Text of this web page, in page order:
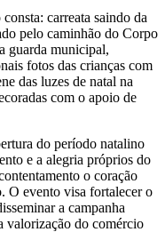
carreata saindo da
pelo caminhão do Corpo
guarda municipal,
fotos das crianças com
das luzes de natal na
com o apoio de
do período natalino
e a alegria próprios do
o coração
O evento visa fortalecer o
a campanha
valorização do comércio